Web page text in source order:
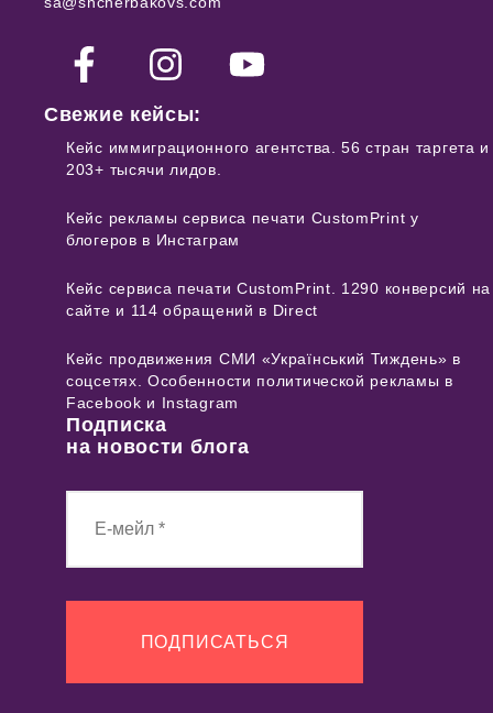
Свежие кейсы:
Кейс иммиграционного агентства. 56 стран таргета и
203+ тысячи лидов.
Кейс рекламы сервиса печати CustomPrint у
блогеров в Инстаграм
Кейс сервиса печати CustomPrint. 1290 конверсий на
сайте и 114 обращений в Direct
Кейс продвижения СМИ «Український Тиждень» в
соцсетях. Особенности политической рекламы в
Facebook и Instagram
Подписка
на новости блога